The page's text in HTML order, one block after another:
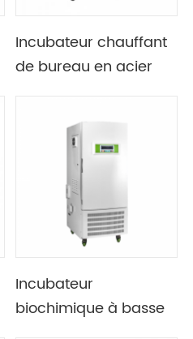
Incubateur chauffant
de bureau en acier
Programmable multi-
segments
Incubateur
biochimique à basse